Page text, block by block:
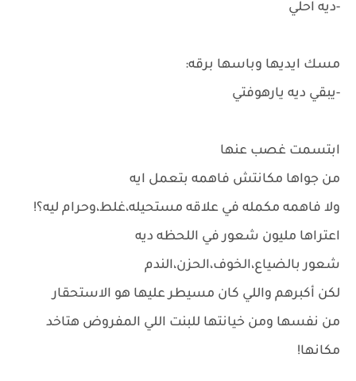
-ديه احلي
مسك ايديها وباسها برقه:
-يبقي ديه يارهوفتي
ابتسمت غصب عنها
من جواها مكانتش فاهمه بتعمل ايه
ولا فاهمه مكمله في علاقه مستحيله،غلط،وحرام ليه؟!
اعتراها مليون شعور في اللحظه ديه
شعور بالضياع،الخوف،الحزن،الندم
لكن أكبرهم واللي كان مسيطر عليها هو الاستحقار
من نفسها ومن خيانتها للبنت اللي المفروض هتاخد
مكانها!